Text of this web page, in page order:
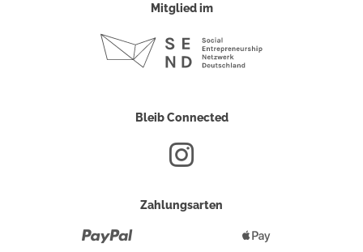
Mitglied im
Bleib Connected
Zahlungsarten